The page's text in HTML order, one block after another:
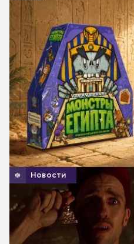
Новости